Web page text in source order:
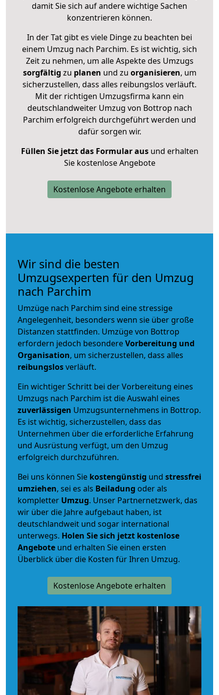
damit Sie sich auf andere wichtige Sachen
konzentrieren können.
In der Tat gibt es viele Dinge zu beachten bei
einem Umzug nach Parchim. Es ist wichtig, sich
Zeit zu nehmen, um alle Aspekte des Umzugs
sorgfältig zu planen und zu organisieren, um
sicherzustellen, dass alles reibungslos verläuft.
Mit der richtigen Umzugsfirma kann ein
deutschlandweiter Umzug von Bottrop nach
Parchim erfolgreich durchgeführt werden und
dafür sorgen wir.
Füllen Sie jetzt das Formular ausund erhalten
Sie kostenlose Angebote
Kostenlose Angebote erhalten
Wir sind die besten
Umzugsexperten für den Umzug
nach Parchim
Umzüge nach Parchim sind eine stressige
Angelegenheit, besonders wenn sie über große
Distanzen stattfinden. Umzüge von Bottrop
erfordern jedoch besondereVorbereitung und
Organisation, um sicherzustellen, dass alles
reibungslosverläuft.
Ein wichtiger Schritt bei der Vorbereitung eines
Umzugs nach Parchim ist die Auswahl eines
zuverlässigen Umzugsunternehmens in Bottrop.
Es ist wichtig, sicherzustellen, dass das
Unternehmen über die erforderliche Erfahrung
und Ausrüstung verfügt, um den Umzug
erfolgreich durchzuführen.
Bei uns können Sie kostengünstig und stressfrei
umziehen, sei es als Beiladung oder als
kompletter Umzug. Unser Partnernetzwerk, das
wir über die Jahre aufgebaut haben, ist
deutschlandweit und sogar international
unterwegs. Holen Sie sich jetzt kostenlose
Angebote und erhalten Sie einen ersten
Überblick über die Kosten für Ihren Umzug.
Kostenlose Angebote erhalten